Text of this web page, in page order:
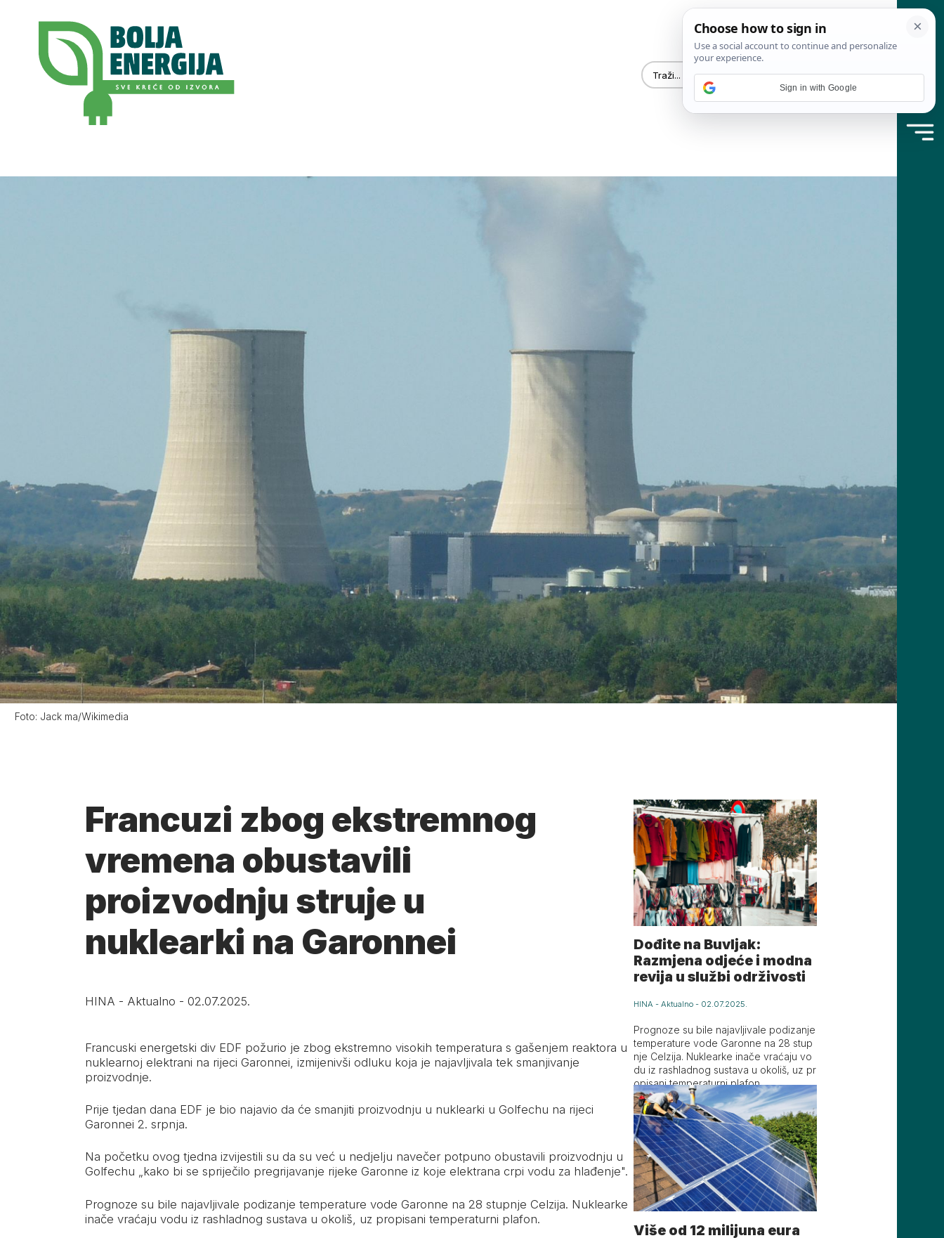
Foto: Jack ma/Wikimedia
Francuzi zbog ekstremnog
vremena obustavili
proizvodnju struje u
nuklearki na Garonnei
HINA - Aktualno - 02.07.2025.
Francuski energetski div EDF požurio je zbog ekstremno visokih temperatura s gašenjem reaktora u
nuklearnoj elektrani na rijeci Garonnei, izmijenivši odluku koja je najavljivala tek smanjivanje
proizvodnje.
Prije tjedan dana EDF je bio najavio da će smanjiti proizvodnju u nuklearki u Golfechu na rijeci
Garonnei 2. srpnja.
Na početku ovog tjedna izvijestili su da su već u nedjelju navečer potpuno obustavili proizvodnju u
Golfechu „kako bi se spriječilo pregrijavanje rijeke Garonne iz koje elektrana crpi vodu za hlađenje".
Prognoze su bile najavljivale podizanje temperature vode Garonne na 28 stupnje Celzija. Nuklearke
inače vraćaju vodu iz rashladnog sustava u okoliš, uz propisani temperaturni plafon.
Dođite na Buvljak:
Razmjena odjeće i modna
revija u službi održivosti
HINA -Aktualno - 02.07.2025.
Prognoze su bile najavljivale podizanje
temperature vode Garonne na 28 stup
nje Celzija. Nuklearke inače vraćaju vo
du iz rashladnog sustava u okoliš, uz pr
opisani temperaturni plafon.
Više od 12 milijuna eura
Sign in with Google